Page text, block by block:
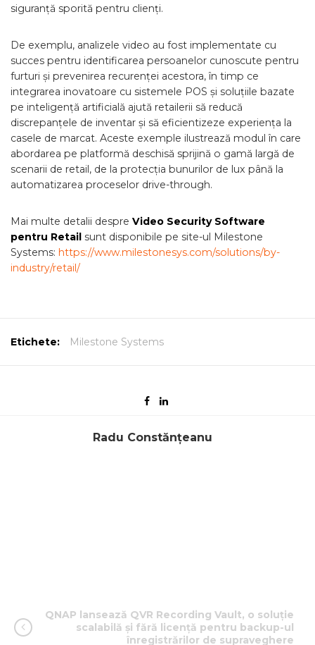
siguranță sporită pentru clienți.
De exemplu, analizele video au fost implementate cu
succes pentru identificarea persoanelor cunoscute pentru
furturi și prevenirea recurenței acestora, în timp ce
integrarea inovatoare cu sistemele POS și soluțiile bazate
pe inteligență artificială ajută retailerii să reducă
discrepanțele de inventar și să eficientizeze experiența la
casele de marcat. Aceste exemple ilustrează modul în care
abordarea pe platformă deschisă sprijină o gamă largă de
scenarii de retail, de la protecția bunurilor de lux până la
automatizarea proceselor drive-through.
Mai multe detalii despre Video Security Software
pentru Retail sunt disponibile pe site-ul Milestone
Systems: https://www.milestonesys.com/solutions/by-
industry/retail/
Etichete: Milestone Systems
Radu Constănțeanu
QNAP lansează QVR Recording Vault, o soluție
scalabilă și fără licență pentru backup-ul
înregistrărilor de supraveghere